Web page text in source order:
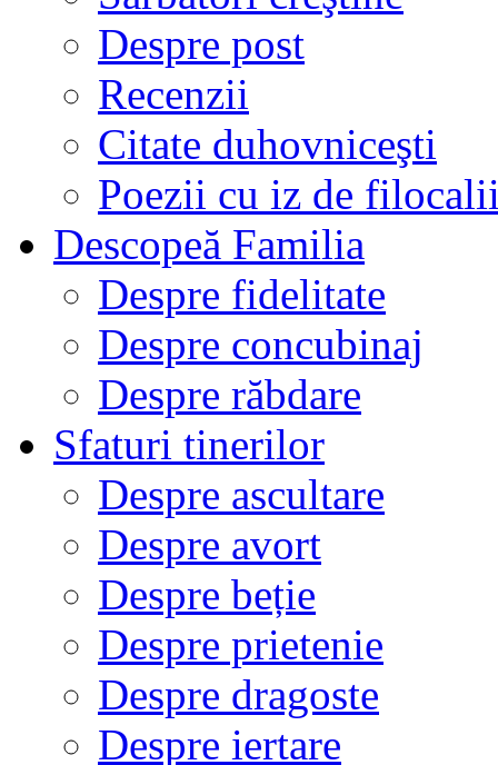
Despre post
Recenzii
Citate duhovniceşti
Poezii cu iz de
Descopeă Familia
Despre fidelitate
Despre concubinaj
Despre răbdare
Sfaturi tinerilor
Despre ascultare
Despre avort
Despre beție
Despre prietenie
Despre dragoste
Despre iertare